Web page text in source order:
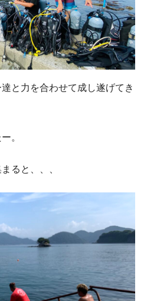
と力を合わせて成し遂げてき
。
ると、、、